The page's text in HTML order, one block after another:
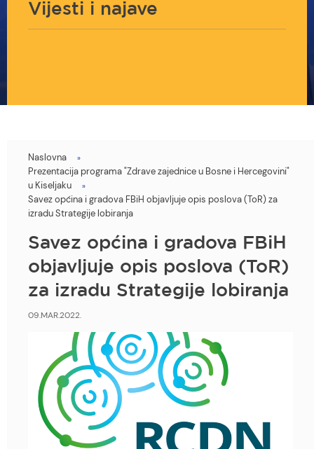
Vijesti i najave
You
are
here
Naslovna
Prezentacija programa "Zdrave zajednice u Bosne i Hercegovini"
u Kiseljaku
Savez općina i gradova FBiH objavljuje opis poslova (ToR) za
izradu Strategije lobiranja
Savez općina i gradova FBiH
objavljuje opis poslova (ToR)
za izradu Strategije lobiranja
09.MAR.2022.